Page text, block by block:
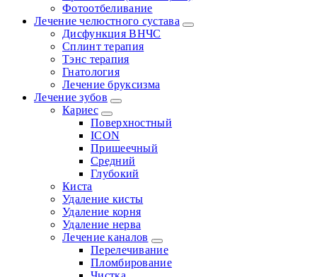
Фотоотбеливание
Лечение челюстного сустава
Дисфункция ВНЧС
Сплинт терапия
Тэнс терапия
Гнатология
Лечение бруксизма
Лечение зубов
Кариес
Поверхностный
ICON
Пришеечный
Средний
Глубокий
Киста
Удаление кисты
Удаление корня
Удаление нерва
Лечение каналов
Перелечивание
Пломбирование